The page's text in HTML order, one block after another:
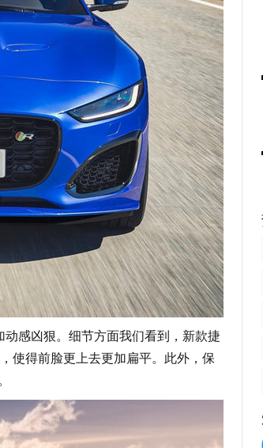
感凶狠。细节方面我们看到，新款捷
使得前脸更上去更加扁平。此外，保